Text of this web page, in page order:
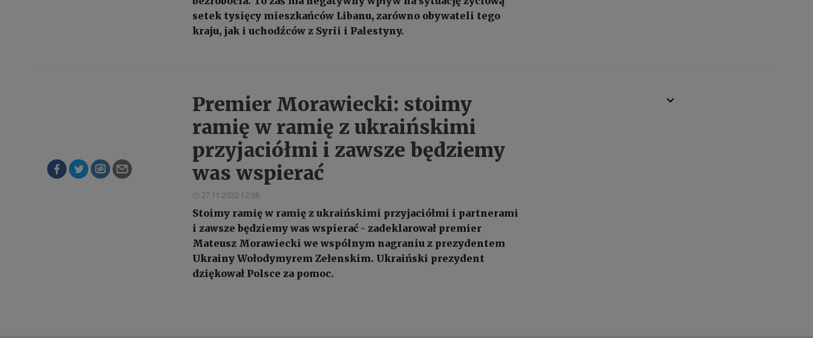
setek tysięcy mieszkańców Libanu, zarówno obywateli tego
kraju, jak i uchodźców z Syrii i Palestyny.
Premier Morawiecki: stoimy
ramię w ramię z ukraińskimi
przyjaciółmi i zawsze będziemy
was wspierać
27.11.2022 12:08
Stoimy ramię w ramię z ukraińskimi przyjaciółmi i partnerami
i zawsze będziemy was wspierać - zadeklarował premier
Mateusz Morawiecki we wspólnym nagraniu z prezydentem
Ukrainy Wołodymyrem Zełenskim. Ukraiński prezydent
dziękował Polsce za pomoc.